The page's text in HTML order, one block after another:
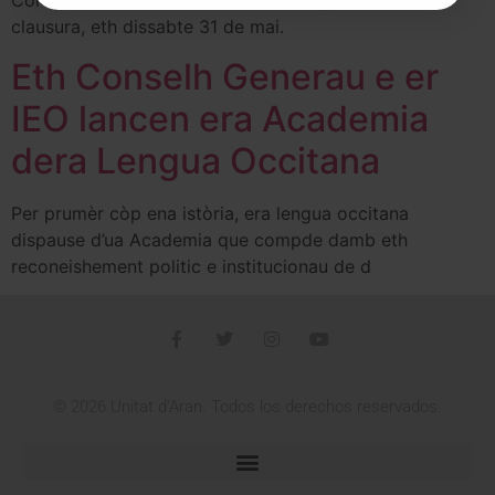
clausura, eth dissabte 31 de mai.
Eth Conselh Generau e er
IEO lancen era Academia
dera Lengua Occitana
Per prumèr còp ena istòria, era lengua occitana
dispause d’ua Academia que compde damb eth
reconeishement politic e institucionau de d